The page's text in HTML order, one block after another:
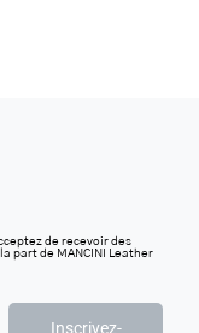
de recevoir des
part de MANCINI Leather
Inscrivez-